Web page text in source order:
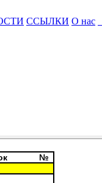
ССЫЛКИ О нас
№